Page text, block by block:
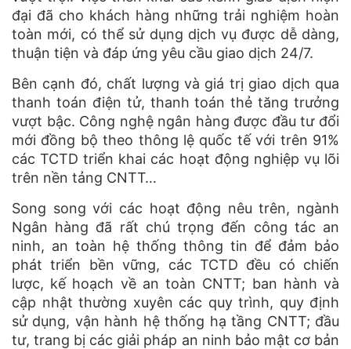
đại đã cho khách hàng những trải nghiệm hoàn
toàn mới, có thể sử dụng dịch vụ được dễ dàng,
thuận tiện và đáp ứng yêu cầu giao dịch 24/7.
Bên cạnh đó, chất lượng và giá trị giao dịch qua
thanh toán điện tử, thanh toán thẻ tăng trưởng
vượt bậc. Công nghệ ngân hàng được đầu tư đổi
mới đồng bộ theo thông lệ quốc tế với trên 91%
các TCTD triển khai các hoạt động nghiệp vụ lõi
trên nền tảng CNTT…
Song song với các hoạt động nêu trên, ngành
Ngân hàng đã rất chú trọng đến công tác an
ninh, an toàn hệ thống thông tin để đảm bảo
phát triển bền vững, các TCTD đều có chiến
lược, kế hoạch về an toàn CNTT; ban hành và
cập nhật thường xuyên các quy trình, quy định
sử dụng, vận hành hệ thống hạ tầng CNTT; đầu
tư, trang bị các giải pháp an ninh bảo mật cơ bản